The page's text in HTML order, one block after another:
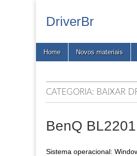
DriverBr
Main
Skip
Home Novos materiais
CATEGORIA: BAIXAR
BenQ
Sistema operacional: